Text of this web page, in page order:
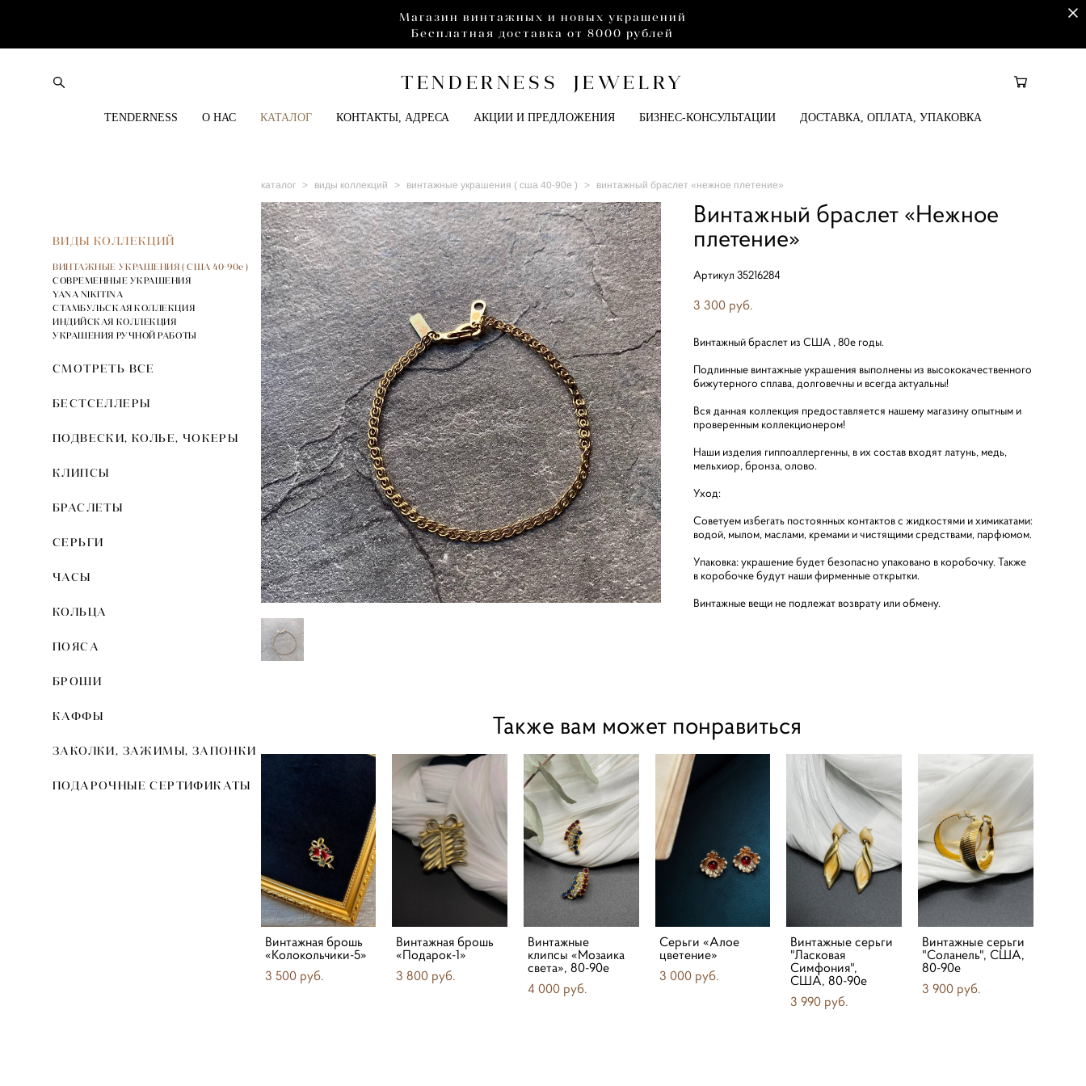
Магазин винтажных и новых украшений
Бесплатная доставка от 8000 рублей
TENDERNESS JEWELRY
TENDERNESS О НАС КАТАЛОГ КОНТАКТЫ, АДРЕСА АКЦИИ И ПРЕДЛОЖЕНИЯ БИЗНЕС-КОНСУЛЬТАЦИИ ДОСТАВКА, ОПЛАТА, УПАКОВКА
ВИДЫ КОЛЛЕКЦИЙ
ВИНТАЖНЫЕ УКРАШЕНИЯ ( США 40-90е )
СОВРЕМЕННЫЕ УКРАШЕНИЯ
YANA NIKITINA
СТАМБУЛЬСКАЯ КОЛЛЕКЦИЯ
ИНДИЙСКАЯ КОЛЛЕКЦИЯ
УКРАШЕНИЯ РУЧНОЙ РАБОТЫ
СМОТРЕТЬ ВСЕ
БЕСТСЕЛЛЕРЫ
ПОДВЕСКИ, КОЛЬЕ, ЧОКЕРЫ
КЛИПСЫ
БРАСЛЕТЫ
СЕРЬГИ
ЧАСЫ
КОЛЬЦА
ПОЯСА
БРОШИ
КАФФЫ
ЗАКОЛКИ, ЗАЖИМЫ, ЗАПОНКИ
ПОДАРОЧНЫЕ СЕРТИФИКАТЫ
каталог > виды коллекций > винтажные украшения ( сша 40-90е ) > винтажный браслет «нежное плетение»
Винтажный браслет «Нежное
плетение»
Артикул 35216284
3 300 pуб.
Винтажный браслет из США , 80е годы.
Подлинные винтажные украшения выполнены из высококачественного
бижутерного сплава, долговечны и всегда актуальны!
Вся данная коллекция предоставляется нашему магазину опытным и
проверенным коллекционером!
Наши изделия гиппоаллергенны, в их состав входят латунь, медь,
мельхиор, бронза, олово.
Уход:
Советуем избегать постоянных контактов с жидкостями и химикатами:
водой, мылом, маслами, кремами и чистящими средствами, парфюмом.
Упаковка: украшение будет безопасно упаковано в коробочку. Также
в коробочке будут наши фирменные открытки.
Винтажные вещи не подлежат возврату или обмену.
Также вам может понравиться
Винтажная брошь
«Колокольчики-5»
3 500 pуб.
Винтажная брошь
«Подарок-1»
3 800 pуб.
Винтажные
клипсы «Мозаика
света», 80-90е
4 000 pуб.
Серьги «Алое
цветение»
3 000 pуб.
Винтажные серьги
"Ласковая
Симфония",
США, 80-90е
3 990 pуб.
Винтажные серьги
"Соланель", США,
80-90е
3 900 pуб.